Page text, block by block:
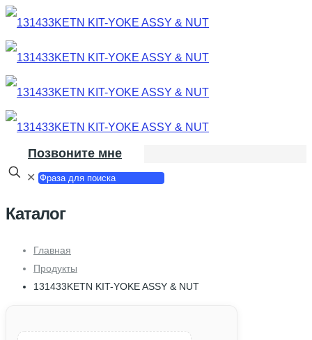
Позвоните мне
✕
Каталог
Главная
Продукты
131433KETN KIT-YOKE ASSY & NUT